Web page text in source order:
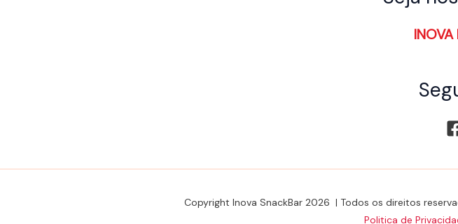
Copyright Inova SnackBar 2026 | Todos os direitos
Politica de